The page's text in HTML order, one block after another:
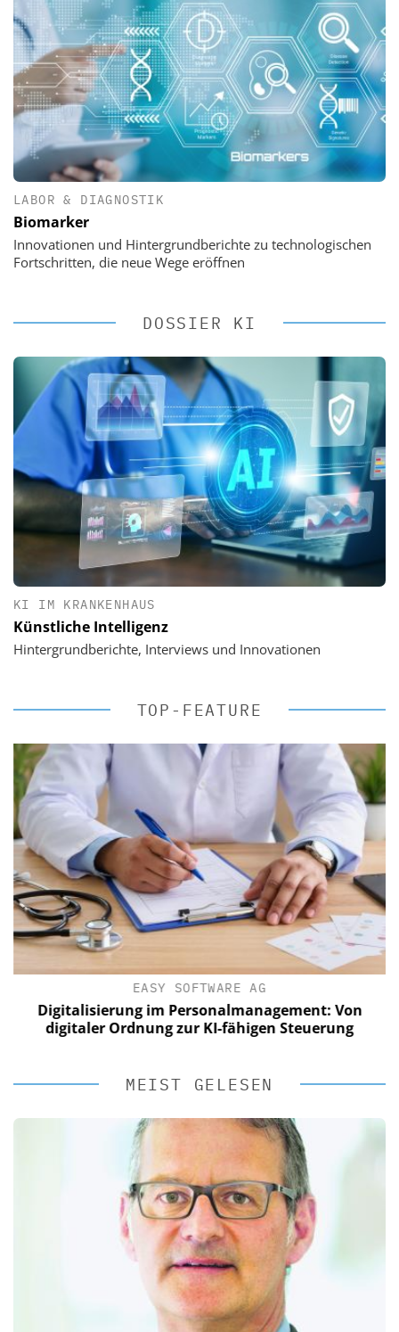
LABOR & DIAGNOSTIK
Biomarker
Innovationen und Hintergrundberichte zu technologischen
Fortschritten, die neue Wege eröffnen
DOSSIER KI
KI IM KRANKENHAUS
Künstliche Intelligenz
Hintergrundberichte, Interviews und Innovationen
TOP-FEATURE
EASY SOFTWARE AG
Digitalisierung im Personalmanagement: Von
digitaler Ordnung zur KI-fähigen Steuerung
MEIST GELESEN